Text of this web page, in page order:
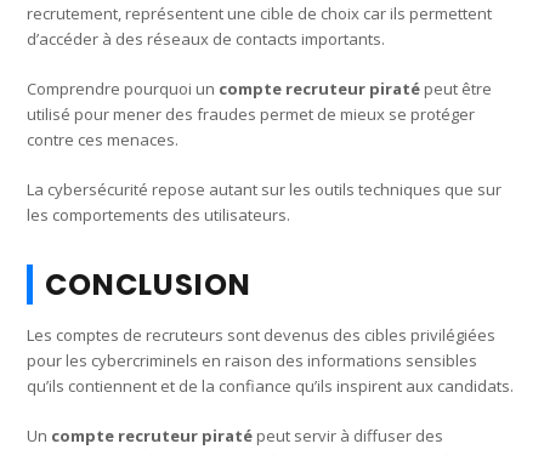
recrutement, représentent une cible de choix car ils permettent
d’accéder à des réseaux de contacts importants.
Comprendre pourquoi un compte recruteur piraté peut être
utilisé pour mener des fraudes permet de mieux se protéger
contre ces menaces.
La cybersécurité repose autant sur les outils techniques que sur
les comportements des utilisateurs.
CONCLUSION
Les comptes de recruteurs sont devenus des cibles privilégiées
pour les cybercriminels en raison des informations sensibles
qu’ils contiennent et de la confiance qu’ils inspirent aux candidats.
Un compte recruteur piraté peut servir à diffuser des